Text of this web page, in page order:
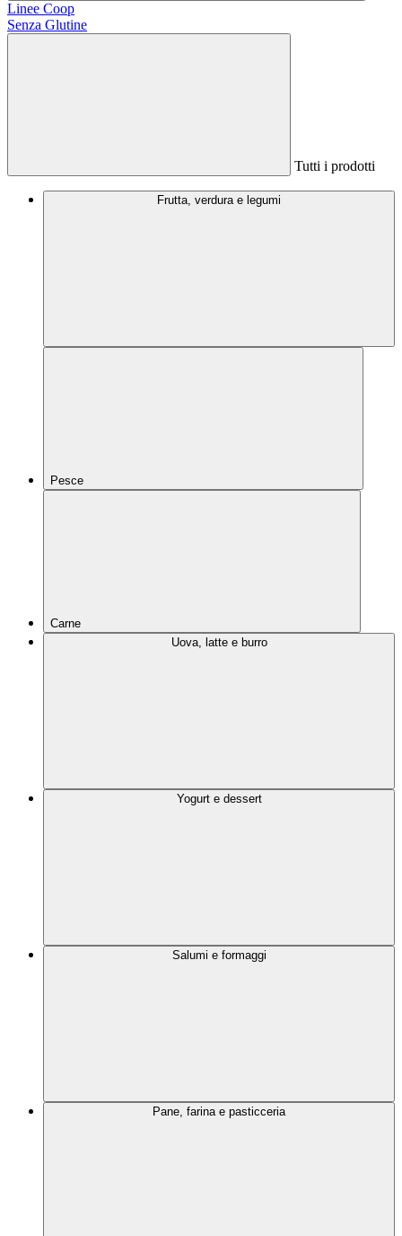
Linee Coop
Senza Glutine
Tutti i prodotti
Frutta, verdura e legumi
Pesce
Carne
Uova, latte e burro
Yogurt e dessert
Salumi e formaggi
Pane, farina e pasticceria